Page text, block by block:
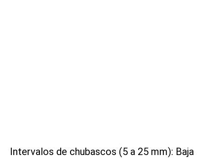
Intervalos de chubascos (5 a 25 mm): Baja